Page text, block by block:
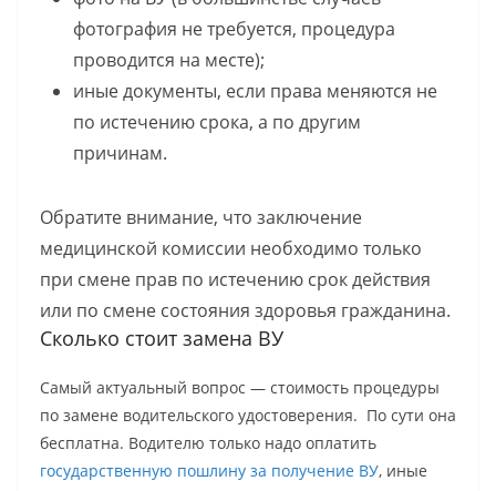
фотография не требуется, процедура
проводится на месте);
иные документы, если права меняются не
по истечению срока, а по другим
причинам.
Обратите внимание, что заключение
медицинской комиссии необходимо только
при смене прав по истечению срок действия
или по смене состояния здоровья гражданина.
Сколько стоит замена ВУ
Самый актуальный вопрос — стоимость процедуры
по замене водительского удостоверения. По сути она
бесплатна. Водителю только надо оплатить
государственную пошлину за получение ВУ, иные